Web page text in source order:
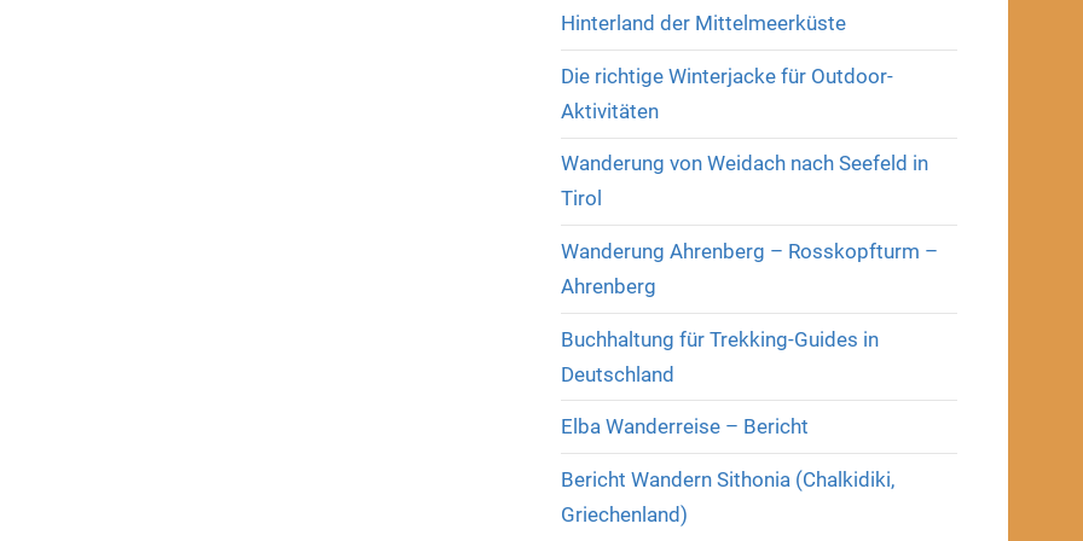
Hinterland der Mittelmeerküste
Die richtige Winterjacke für Outdoor-
Aktivitäten
Wanderung von Weidach nach Seefeld in
Tirol
Wanderung Ahrenberg – Rosskopfturm –
Ahrenberg
Buchhaltung für Trekking-Guides in
Deutschland
Elba Wanderreise – Bericht
Bericht Wandern Sithonia (Chalkidiki,
Griechenland)